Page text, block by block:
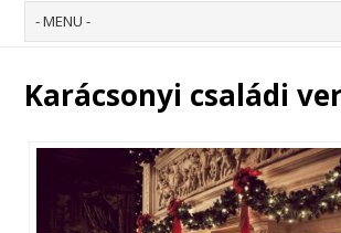
Karácsonyi családi